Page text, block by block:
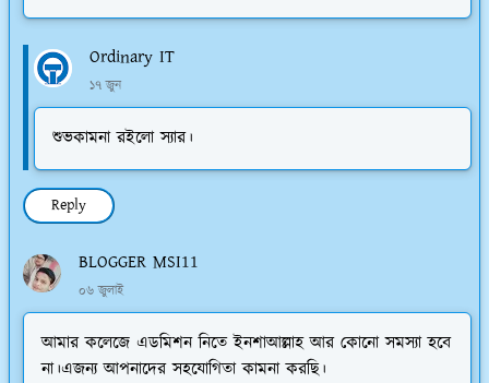
Ordinary IT
১৭ জুন
শুভকামনা রইলো স্যার।
Reply
BLOGGER MSI11
০৬ জুলাই
আমার কলেজে এডমিশন নিতে ইনশাআল্লাহ আর কোনো সমস্যা হবে
না।এজন্য আপনাদের সহযোগিতা কামনা করছি।